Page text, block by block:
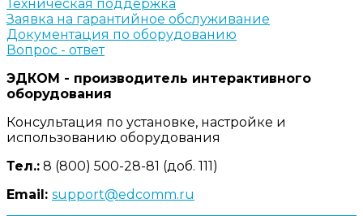
Техническая поддержка
Заявка на гарантийное обслуживание
Документация по оборудованию
Вопрос - ответ
ЭДКОМ - производитель интерактивного
оборудования
Консультация по установке, настройке и
использованию оборудования
Тел.: 8 (800) 500-28-81 (доб. 111)
Email: support@edcomm.ru